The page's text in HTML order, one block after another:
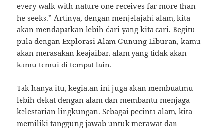
every walk with nature one receives far more than
he seeks.” Artinya, dengan menjelajahi alam, kita
akan mendapatkan lebih dari yang kita cari. Begitu
pula dengan Explorasi Alam Gunung Liburan, kamu
akan merasakan keajaiban alam yang tidak akan
kamu temui di tempat lain.
Tak hanya itu, kegiatan ini juga akan membuatmu
lebih dekat dengan alam dan membantu menjaga
kelestarian lingkungan. Sebagai pecinta alam, kita
memiliki tanggung jawab untuk merawat dan